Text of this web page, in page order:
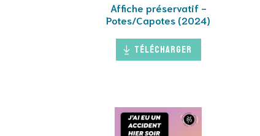
Affiche préservatif -
Potes/Capotes (2024)
Télécharger